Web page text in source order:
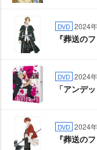
DVD 2024
『葬送の
DVD 2024
「アンデ
DVD 2024
『葬送の